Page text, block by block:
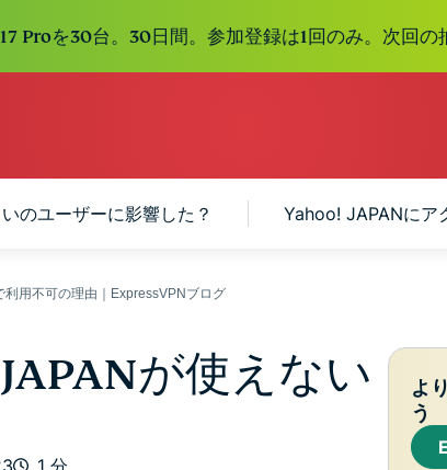
Proを30台。30日間。参加登録は1回のみ。次回の
のユーザーに影響した？ Yahoo! JAPANにア
利用不可の理由｜ExpressVPNブログ
が使えない
1 分
よ
う